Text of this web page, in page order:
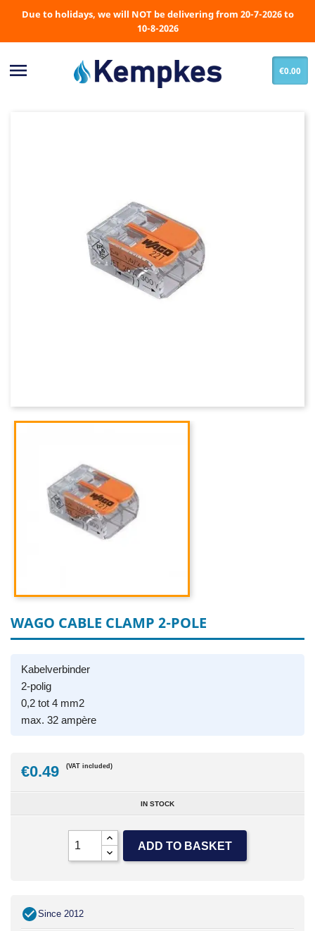
Due to holidays, we will NOT be delivering from 20-7-2026 to
10-8-2026
 €0.00
WAGO CABLE CLAMP 2-POLE
Kabelverbinder
2-polig
0,2 tot 4 mm2
max. 32 ampère
€0.49 (VAT included)
IN STOCK
ADD TO BASKET
Since 2012